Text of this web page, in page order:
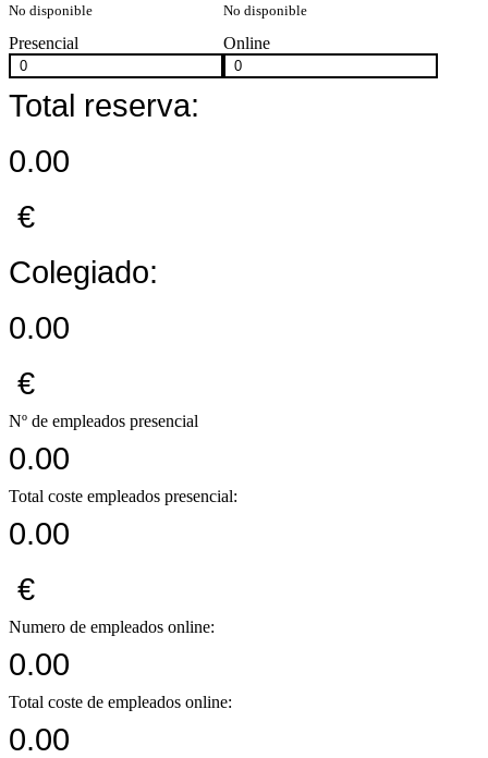
No disponible
Presencial
No disponible
Online
Total reserva:
0.00
€
Colegiado:
0.00
€
Nº de empleados presencial
0.00
Total coste empleados presencial:
0.00
€
Numero de empleados online:
0.00
Total coste de empleados online:
0.00